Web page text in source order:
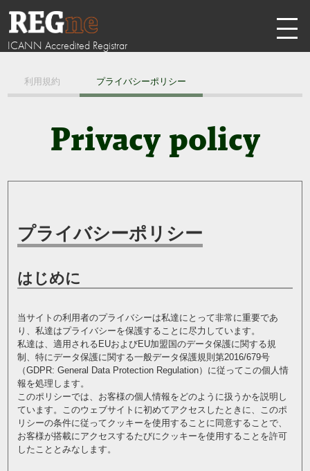
ICANN Accredited Registrar
利用規約 プライバシーポリシー
Privacy policy
プライバシーポリシー
はじめに
当サイトの利用者のプライバシーは私達にとって非常に重要であ
り、私達はプライバシーを保護することに尽力しています。
私達は、適用されるEUおよびEU加盟国のデータ保護に関する規
制、特にデータ保護に関する一般データ保護規則第2016/679号
（GDPR: General Data Protection Regulation）に従ってこの個人情
報を処理します。
このポリシーでは、お客様の個人情報をどのように扱うかを説明し
ています。このウェブサイトに初めてアクセスしたときに、このポ
リシーの条件に従ってクッキーを使用することに同意することで、
お客様が搭載にアクセスするたびにクッキーを使用することを許可
したこととみなします。